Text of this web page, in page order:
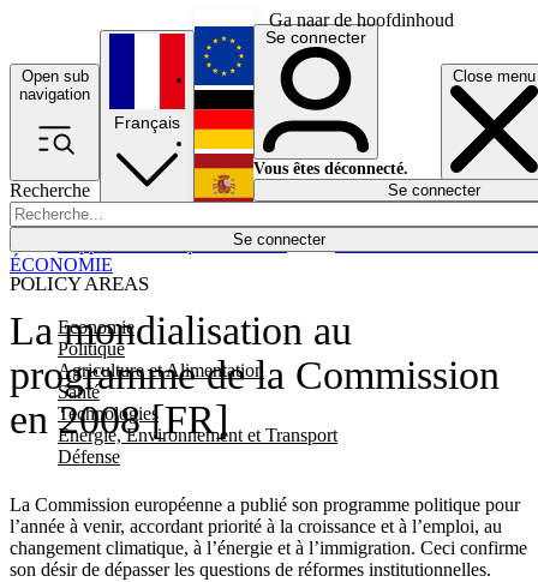
Ga naar de hoofdinhoud
Open sub
navigation
Close menu
Recherche
Se connecter
POLICY AREAS
Economie
Politique
Agriculture et Alimentation
Santé
Technologies
Energie, Environnement et Transport
Défense
Économie
Français
English
Deutsch
Español
Se connecter
Vous êtes déconnecté.
Se connecter
La mondialisation au
programme de la Commission
en 2008 [FR]
La Commission européenne a publié son programme politique pour
l’année à venir, accordant priorité à la croissance et à l’emploi, au
changement climatique, à l’énergie et à l’immigration. Ceci confirme
son désir de dépasser les questions de réformes institutionnelles.
ÉCONOMIE